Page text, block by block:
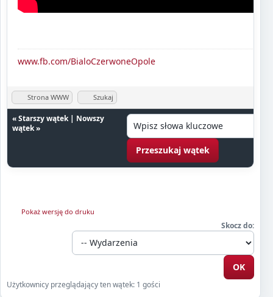
www.fb.com/BialoCzerwoneOpole
Strona WWW Szukaj
«Starszy wątek| Nowszy
wątek»
Pokaż wersję do druku
Skocz do:
Użytkownicy przeglądający ten wątek: 1 gości